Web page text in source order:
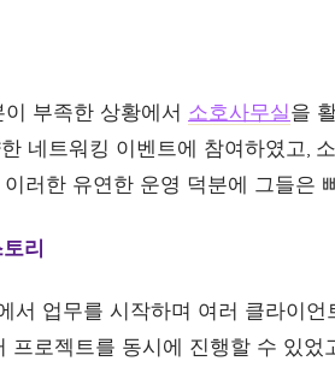
부족한 상황에서 소호사무실을
네트워킹 이벤트에 참여하였고,
러한 유연한 운영 덕분에 그들은
리
서 업무를 시작하며 여러 클라이
프로젝트를 동시에 진행할 수 있